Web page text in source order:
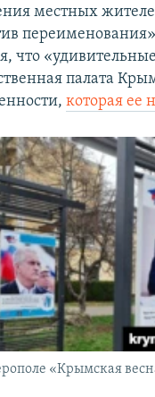
местных
что
палата
которая ее
«Крымская